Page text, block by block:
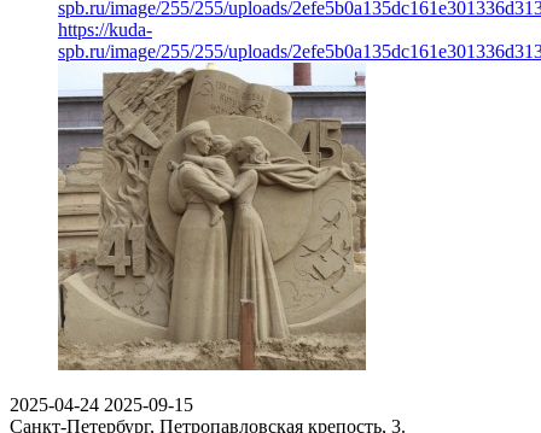
spb.ru/image/255/255/uploads/
https://kuda-
spb.ru/image/255/255/uploads/
2025-04-24 2025-09-15
Санкт-Петербург, Петропавловская крепость, 3.